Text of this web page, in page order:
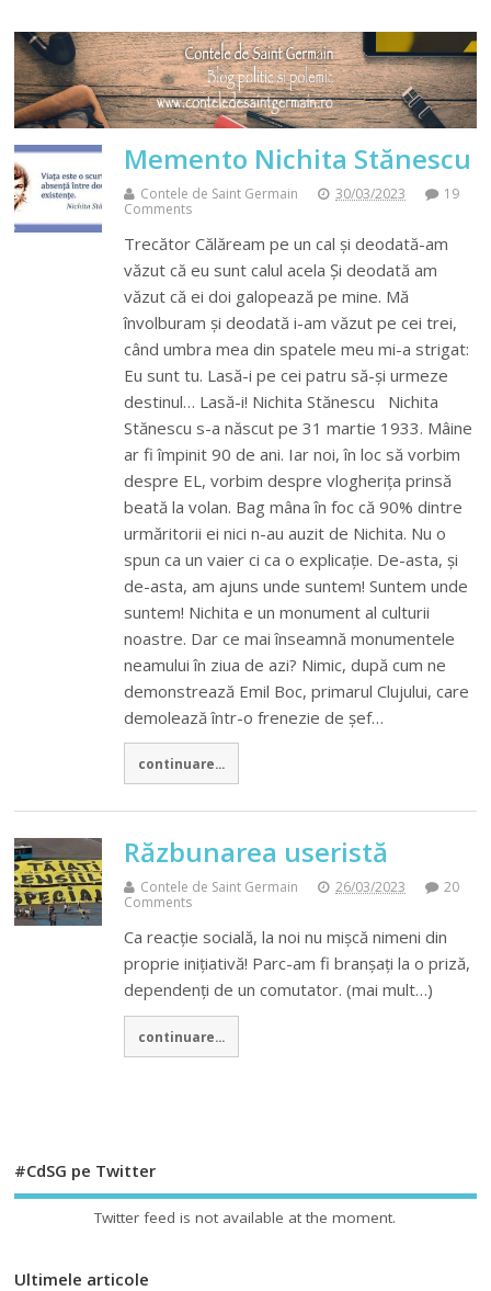
Memento Nichita Stănescu
Contele de Saint Germain 30/03/2023
19
Comments
Trecător Călăream pe un cal şi deodată-am
văzut că eu sunt calul acela Şi deodată am
văzut că ei doi galopează pe mine. Mă
învolburam şi deodată i-am văzut pe cei trei,
când umbra mea din spatele meu mi-a strigat:
Eu sunt tu. Lasă-i pe cei patru să-şi urmeze
destinul… Lasă-i! Nichita Stănescu Nichita
Stănescu s-a născut pe 31 martie 1933. Mâine
ar fi împinit 90 de ani. Iar noi, în loc să vorbim
despre EL, vorbim despre vlogheriţa prinsă
beată la volan. Bag mâna în foc că 90% dintre
urmăritorii ei nici n-au auzit de Nichita. Nu o
spun ca un vaier ci ca o explicaţie. De-asta, şi
de-asta, am ajuns unde suntem! Suntem unde
suntem! Nichita e un monument al culturii
noastre. Dar ce mai înseamnă monumentele
neamului în ziua de azi? Nimic, după cum ne
demonstrează Emil Boc, primarul Clujului, care
demolează într-o frenezie de şef…
continuare...
Răzbunarea useristă
Contele de Saint Germain 26/03/2023
20
Comments
Ca reacţie socială, la noi nu mişcă nimeni din
proprie iniţiativă! Parc-am fi branşaţi la o priză,
dependenţi de un comutator. (mai mult…)
continuare...
#CdSG pe Twitter
Twitter feed is not available at the moment.
Ultimele articole